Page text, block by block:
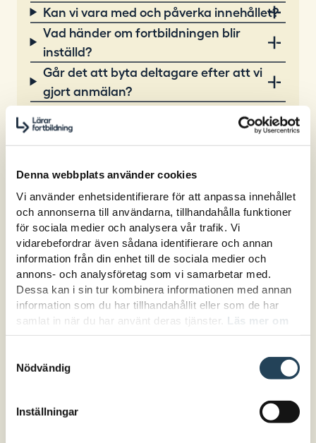
Denna webbplats använder cookies
Vi använder enhetsidentifierare för att anpassa innehållet
och annonserna till användarna, tillhandahålla funktioner
för sociala medier och analysera vår trafik. Vi
vidarebefordrar även sådana identifierare och annan
information från din enhet till de sociala medier och
annons- och analysföretag som vi samarbetar med.
Dessa kan i sin tur kombinera informationen med annan
information som du har tillhandahållit eller som de har
samlat in när du har använt deras tjänster. Läs mer om
hur vi hanterar cookies här.
Nödvändig
Inställningar
Kan vi vara med och påverka innehållet?
Vad händer om fortbildningen blir
inställd?
Går det att byta deltagare efter att vi
gjort anmälan?
eller en konferens?
Vad händer om jag får förhinder?
Jag saknar en bekräftelse
Jag är allergisk, hur anmäler jag
specialkost?
Ingår lunch i era fortbildningar?
Hur betalar jag?
Vad är en uppdragsfortbildning?
Har ni några rabatter?
Samarbetar ni med Sveriges Lärare?
Kontakta oss